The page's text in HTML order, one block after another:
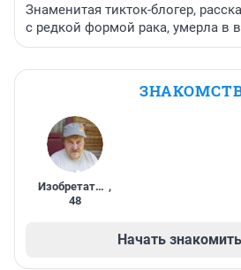
Знаменитая тикток-блогер,
с редкой формой рака, умерла в
Изобретатель ,
48
Начать